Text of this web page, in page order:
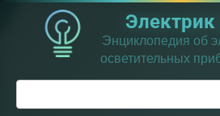
Перейти
контенту
Энциклопедия об
осветительных
Поиск: